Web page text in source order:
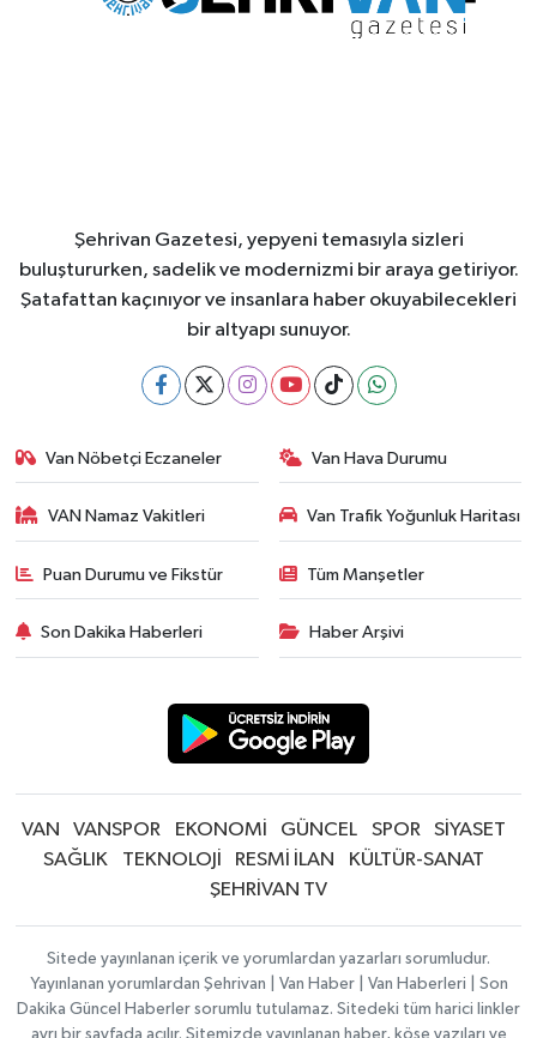
Şehrivan Gazetesi, yepyeni temasıyla sizleri
buluştururken, sadelik ve modernizmi bir araya getiriyor.
Şatafattan kaçınıyor ve insanlara haber okuyabilecekleri
bir altyapı sunuyor.
Van Nöbetçi Eczaneler Van Hava Durumu
VAN Namaz Vakitleri Van Trafik Yoğunluk Haritası
Puan Durumu ve Fikstür Tüm Manşetler
Son Dakika Haberleri Haber Arşivi
VAN VANSPOR EKONOMİ GÜNCEL SPOR
SİYASET
SAĞLIK
TEKNOLOJİ RESMİ İLAN
KÜLTÜR-SANAT
ŞEHRİVAN TV
Sitede yayınlanan içerik ve yorumlardan yazarları sorumludur.
Yayınlanan yorumlardan Şehrivan | Van Haber | Van Haberleri | Son
Dakika Güncel Haberler sorumlu tutulamaz. Sitedeki tüm harici linkler